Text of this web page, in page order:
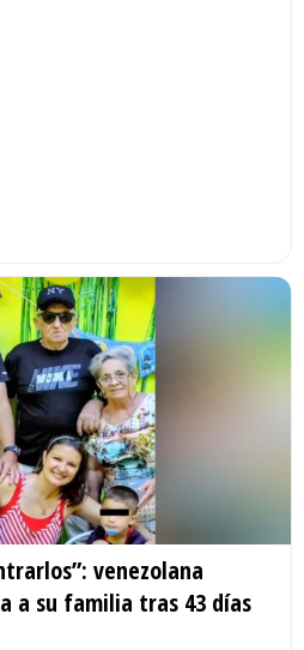
venezolana
a su familia tras 43 días